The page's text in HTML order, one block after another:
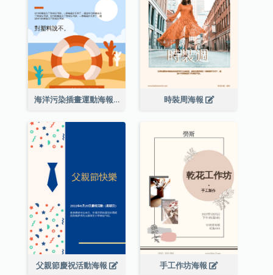
海洋污染插畫運動海報 時裝周海報
父親節慶祝活動海報 手工作坊海報